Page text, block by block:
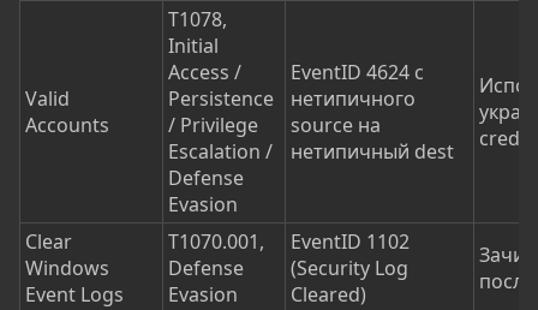
Valid
Accounts
T1078,
Initial
Access /
Persistence
/ Privilege
Escalation /
Defense
Evasion
EventID 4624 с
нетипичного
source на
нетипичный dest
Clear
Windows
Event Logs
T1070.001,
Defense
Evasion
EventID 1102
(Security Log
Cleared)